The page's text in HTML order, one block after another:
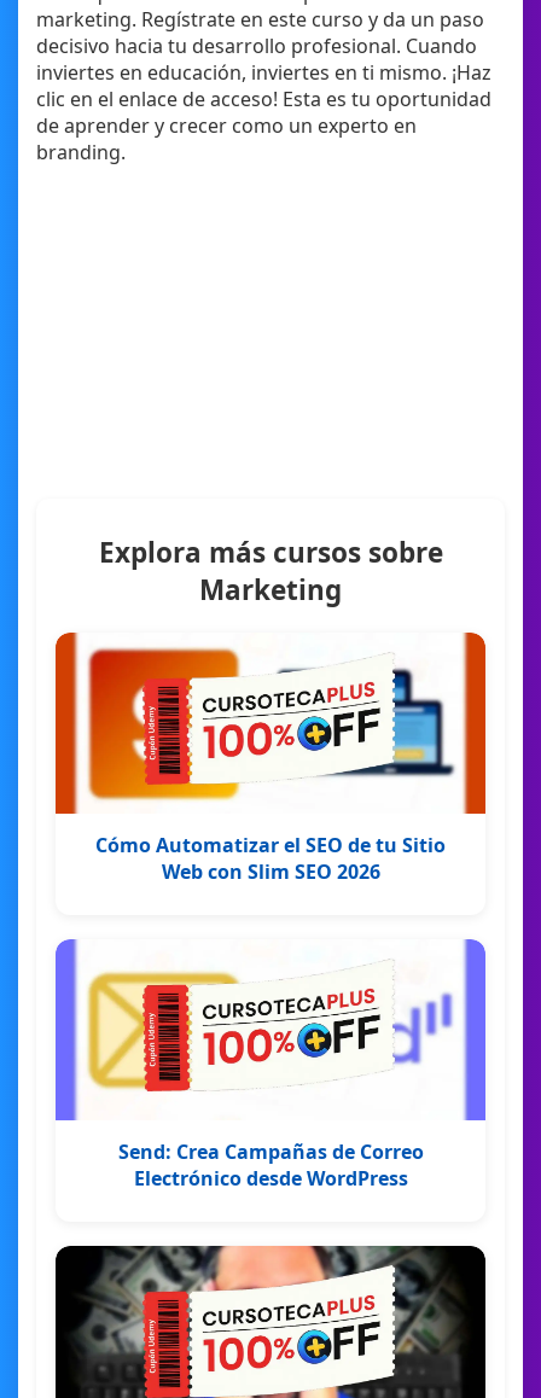
marketing. Regístrate en este curso y da un paso
decisivo hacia tu desarrollo profesional. Cuando
inviertes en educación, inviertes en ti mismo. ¡Haz
clic en el enlace de acceso! Esta es tu oportunidad
de aprender y crecer como un experto en
branding.
Explora más cursos sobre
Marketing
Cómo Automatizar el SEO de tu Sitio
Web con Slim SEO 2026
Send: Crea Campañas de Correo
Electrónico desde WordPress